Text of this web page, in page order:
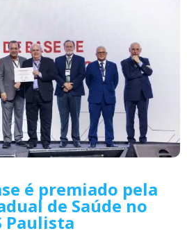
é premiado pela
de Saúde no
Paulista